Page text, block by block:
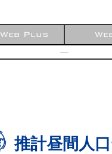
Web Plus
―
推計昼間人